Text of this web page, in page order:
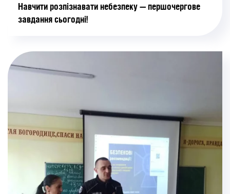
Навчити розпізнавати небезпеку — першочергове
завдання сьогодні!